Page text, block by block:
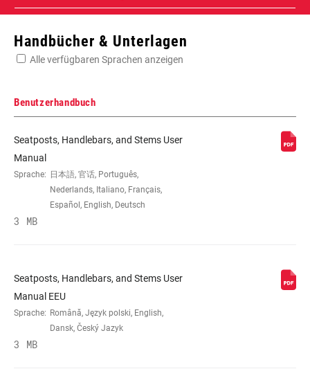
Handbücher & Unterlagen
Alle verfügbaren Sprachen anzeigen
Benutzerhandbuch
Seatposts, Handlebars, and Stems User
Manual
Sprache: 日本語, 官话, Português,
Nederlands, Italiano, Français,
Español, English, Deutsch
3 MB
Seatposts, Handlebars, and Stems User
Manual EEU
Sprache: Română, Język polski, English,
Dansk, Český Jazyk
3 MB